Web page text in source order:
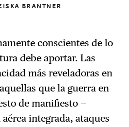
BRANTNER
conscientes de lo
debe aportar. Las
más reveladoras en
que la guerra en
de manifiesto —
integrada, ataques